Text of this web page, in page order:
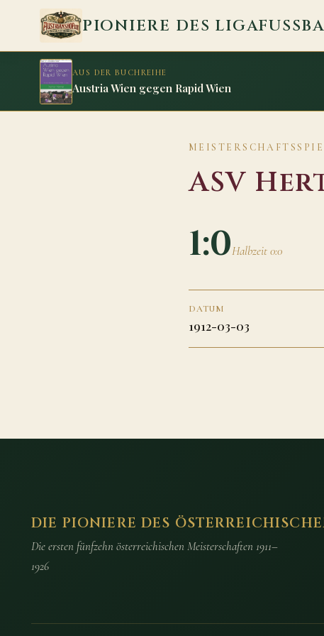
Zum Inhalt springen
PIONIERE DES
AUS DER BUCHREIHE
Austria Wien gegen Rapid Wien
ASV
1:0Halbzeit 0:0
DATUM
1912-03-03
DIE PIONIERE DES
Die ersten fünfzehn österreichischen Meisterschaften 1911–
1926